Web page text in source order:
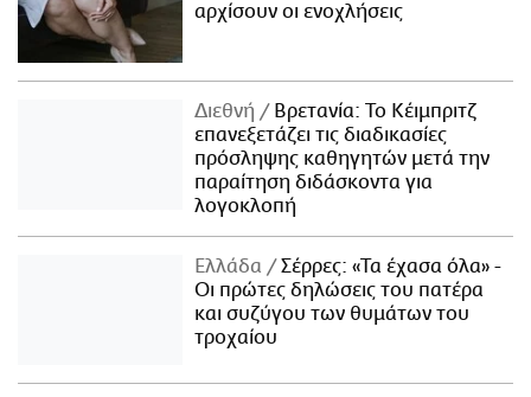
αρχίσουν οι ενοχλήσεις
Διεθνή
Βρετανία: Το Κέιμπριτζ
επανεξετάζει τις διαδικασίες
πρόσληψης καθηγητών μετά την
παραίτηση διδάσκοντα για
λογοκλοπή
Ελλάδα
Σέρρες: «Τα έχασα όλα» -
Οι πρώτες δηλώσεις του πατέρα
και συζύγου των θυμάτων του
τροχαίου